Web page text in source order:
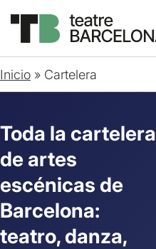
Inicio » Cartelera
Toda la cartelera
de artes
escénicas de
Barcelona:
teatro, danza,